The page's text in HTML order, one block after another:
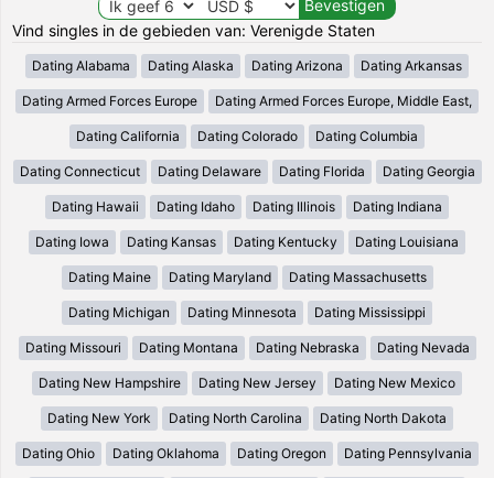
Vind singles in de gebieden van: Verenigde Staten
Dating Alabama Dating Alaska Dating Arizona Dating Arkansas
Dating Armed Forces Europe Dating Armed Forces Europe, Middle East,
Dating California Dating Colorado Dating Columbia
Dating Connecticut Dating Delaware Dating Florida Dating Georgia
Dating Hawaii Dating Idaho Dating Illinois Dating Indiana
Dating Iowa Dating Kansas Dating Kentucky Dating Louisiana
Dating Maine Dating Maryland Dating Massachusetts
Dating Michigan Dating Minnesota Dating Mississippi
Dating Missouri Dating Montana Dating Nebraska Dating Nevada
Dating New Hampshire Dating New Jersey Dating New Mexico
Dating New York Dating North Carolina Dating North Dakota
Dating Ohio Dating Oklahoma Dating Oregon Dating Pennsylvania